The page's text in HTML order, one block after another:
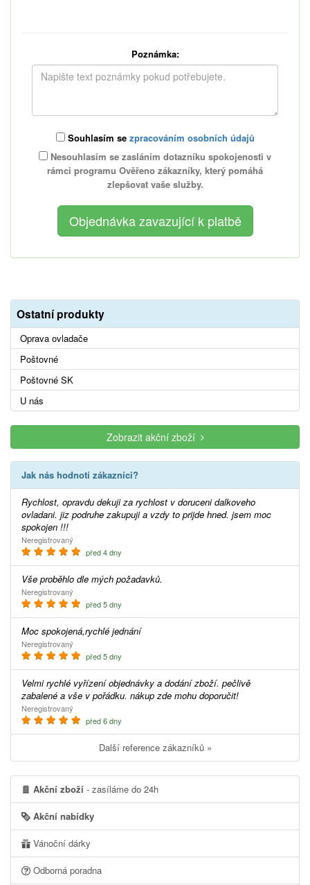
Poznámka:
Souhlasím se zpracováním osobních údajů
Nesouhlasím se zasláním dotazníku spokojenosti v
rámci programu Ověřeno zákazníky, který pomáhá
zlepšovat vaše služby.
Ostatní produkty
Oprava ovladače
Poštovné
Poštovné SK
U nás
Zobrazit akční zboží
Jak nás hodnotí zákazníci?
Rychlost, opravdu dekuji za rychlost v doruceni dalkoveho
ovladani. jiz podruhe zakupuji a vzdy to prijde hned. jsem moc
spokojen !!!
Neregistrovaný
před 4 dny
Vše proběhlo dle mých požadavků.
Neregistrovaný
před 5 dny
Moc spokojená,rychlé jednání
Neregistrovaný
před 5 dny
Velmi rychlé vyřízení objednávky a dodání zboží. pečlivě
zabalené a vše v pořádku. nákup zde mohu doporučit!
Neregistrovaný
před 6 dny
Další reference zákazníků »
Akční zboží - zasíláme do 24h
Akční nabídky
Vánoční dárky
Odborná poradna